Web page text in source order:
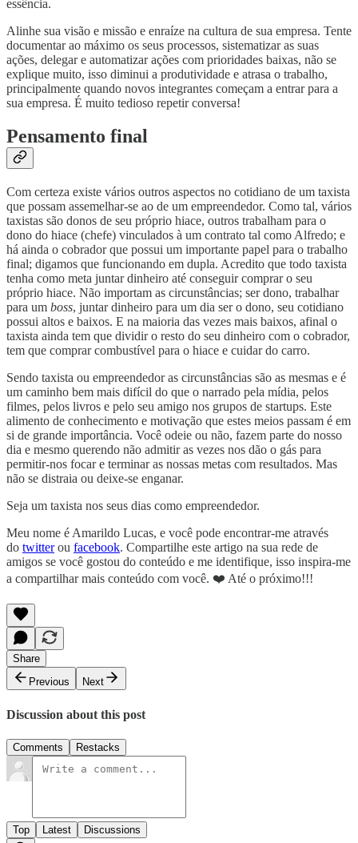
essência.
Alinhe sua visão e missão e enraíze na cultura de sua empresa. Tente
documentar ao máximo os seus processos, sistematizar as suas
ações, delegar e automatizar ações com prioridades baixas, não se
explique muito, isso diminui a produtividade e atrasa o trabalho,
principalmente quando novos integrantes começam a entrar para a
sua empresa. É muito tedioso repetir conversa!
Pensamento final
Com certeza existe vários outros aspectos no cotidiano de um taxista
que possam assemelhar-se ao de um empreendedor. Como tal, vários
taxistas são donos de seu próprio hiace, outros trabalham para o
dono do hiace (chefe) vinculados à um contrato tal como Alfredo; e
há ainda o cobrador que possui um importante papel para o trabalho
final; digamos que funcionando em dupla. Acredito que todo taxista
tenha como meta juntar dinheiro até conseguir comprar o seu
próprio hiace. Não importam as circunstâncias; ser dono, trabalhar
para um boss, juntar dinheiro para um dia ser o dono, seu cotidiano
possui altos e baixos. E na maioria das vezes mais baixos, afinal o
taxista ainda tem que dividir o resto do seu dinheiro com o cobrador,
tem que comprar combustível para o hiace e cuidar do carro.
Sendo taxista ou empreendedor as circunstâncias são as mesmas e é
um caminho bem mais difícil do que o narrado pela mídia, pelos
filmes, pelos livros e pelo seu amigo nos grupos de startups. Este
alimento de conhecimento e motivação que estes meios passam é em
si de grande importância. Você odeie ou não, fazem parte do nosso
dia e mesmo querendo não admitir as vezes nos dão o gás para
permitir-nos focar e terminar as nossas metas com resultados. Mas
não se distraia ou deixe-se enganar.
Seja um taxista nos seus dias como empreendedor.
Meu nome é Amarildo Lucas, e você pode encontrar-me através
do twitterou facebook. Compartilhe este artigo na sua rede de
amigos se você gostou do conteúdo e me identifique, isso inspira-me
a compartilhar mais conteúdo com você. ❤️ Até o próximo!!!
Share
Previous
Next
Discussion about this post
Comments Restacks
Top Latest Discussions